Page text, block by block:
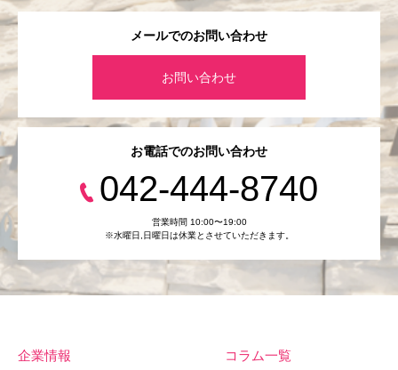
メールでのお問い合わせ
お問い合わせ
お電話でのお問い合わせ
042-444-8740
営業時間 10:00〜19:00
※水曜日,⽇曜日は休業とさせていただきます。
企業情報 コラム一覧